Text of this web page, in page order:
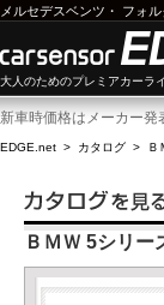
メルセデスベンツ ・ フォ
大人のためのプレミアカーラ
新車時価格はメーカー発
EDGE.net > カタログ > Ｂ
ＢＭＷ 5シリ